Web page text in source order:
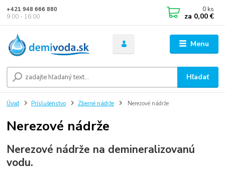
Menu
Hľadať
+421 948 666 880
9:00 - 16:00
0 ks
za 0,00 €
Úvod Príslušenstvo Zberné nádrže Nerezové nádrže
Nerezové nádrže
Nerezové nádrže na demineralizovanú
vodu.